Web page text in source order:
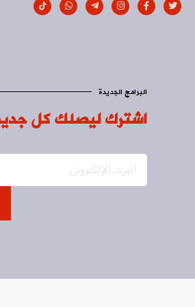
البرامج الجديدة
اشترك ليصلك كل